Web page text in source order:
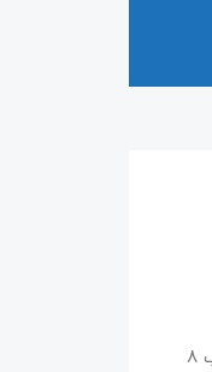
رده سنی جوانان تحمل وزن ۷۰ کیلوگرم جنس تخته چوب وزن ۱۷۰۰ گرم ساخته شده از چوب ۸